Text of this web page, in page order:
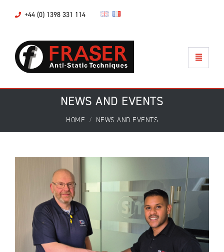
+44 (0) 1398 331 114
NEWS AND EVENTS
HOME NEWS AND EVENTS